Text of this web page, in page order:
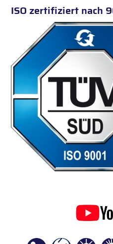
ISO zertifiziert nach